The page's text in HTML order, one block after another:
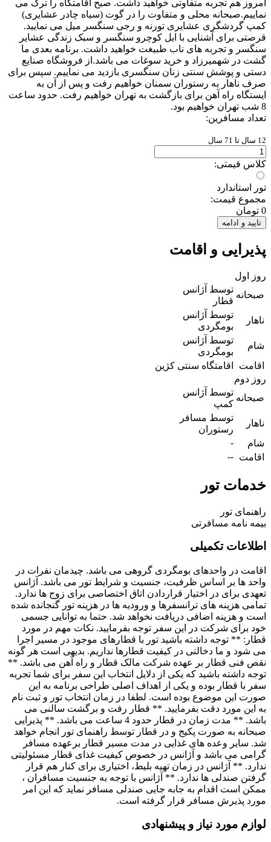
امروز هم تجربه متفاوتی خواهید داشت. صبح اقامتگاه را ترک می
نماییم.صبحانه محلی و متفاوت را در گوت (سیاه چادر عشایری)
کمپ گردشگری عشایری تورنه و رجی سنگسر میل می نمایید.
قرصتی برای آشنایی با ایل کوچرو سنگسر و سبک زندگی عشایر
سنگسر و تجربه های ناب طبیغت خواهید داشت. برنامه بعدی ما
گشت در شهمیرزاد و خرید سوغات می باشد.از فروشگاه صنایع
دستی و پوشش سنتی زنان سنگسری بازدید می نماییم. سپس برای
صرف ناهار به رستوران سمنان خواهیم رفت و پس از آن به
ایستگاه راه آهن برای بازگشت به تهران خواهیم رفت. حدود ساعت
8 شب تهران خواهیم بود.
تعداد مسافرین:
12 سال تا 71 سال
کلاس قیمتی:
تور استاندارد
مجموع قیمت:
0 تومان
تایید و ادامه
پذیرایی و اقامت
روز اول
صبحانه
توسط آژانس
قطار
ناهار
توسط آژانس
بومگردی
شام
توسط آژانس
بومگردی
اقامت
اقامتگاه سنتی کژین
روز دوم
صبحانه
توسط آژانس
کمپ
ناهار
توسط مسافر
رستوران
شام
-
اقامت --
خدمات تور
راهنمای تور
بیمه نامه مسافرتی
اطلاعات تکمیلی
اقامت در واحدهای بومگردی گروهی می باشد. چیدمان نفرات در
واحد ها بر اساس ظرفیت، جنسیت و شرایط تور می باشد. آژانس
تعهدی برای در اختیار قراردادن اتاق اختصاصی برای زوج ها ندارد.
تمامی هزینه های ترانسفرها و ورودیه ها در هزینه تور گنجانده شده
است و هزینه اضافی دریافت نخواهد شد. حتما به توانایی جسمی
خود برای شرکت در این سفر توجه بفرمایید. نکات مهم در مورد
قطار: ** توجه داشته باشید تور با قطارهای موجود در مسیر اجرا
می شود و ما دخالتی در کیفیت قطارها نداریم. بدیهی است هر گونه
نقص فنی قطار بر عهده شرکت مالک قطار و راه آهن می باشد. **
توجه داشته باشید که یکی از دلایل انتخاب این سفر برای شما تجربه
سفر با قطار بوده و یکی از اهداف اصلی طراحی برنامه به این
صورت این موضوع بوده است. لطفا در زمان انتخاب تور و ثبت نام
به این مورد دقت بفرمایید. ** قطار رفت و برگشت سالنی می
باشد. ** مدت زمان در قطار حدود 4 ساعت می باشد. ** پذیرایی
صبحانه به صورت پکیج و در قطار توسط راهنمای تور انجام خواهد
شد. سایر وعده های غذایی در مدت مسیر قطار برعهده مسافر
گرامی می باشد و آژانس در خصوص کیفیت غذای قطار مسئولیتی
ندارد. ** آژانس در زمان تهیه بلیط، اختیاری برای کنار هم قرار
گرفتن صندلی ها ندارد. ** آژانس با توجه به جنسیت مسافران ،
ممکن است اقدام به جابه جایی صندلی مسافر نماید که این امر
مورد پذیرش مسافر قرار گرفته است.
لوازم مورد نیاز و پیشنهادی